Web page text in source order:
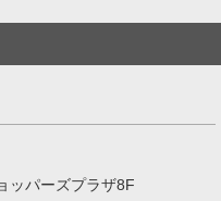
ッパーズプラザ8F